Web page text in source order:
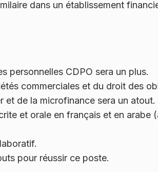
dans un établissement
personnelles CDPO sera un plus.
commerciales et du droit des
et de la microfinance sera un atout.
et orale en français et en
pour réussir ce poste.